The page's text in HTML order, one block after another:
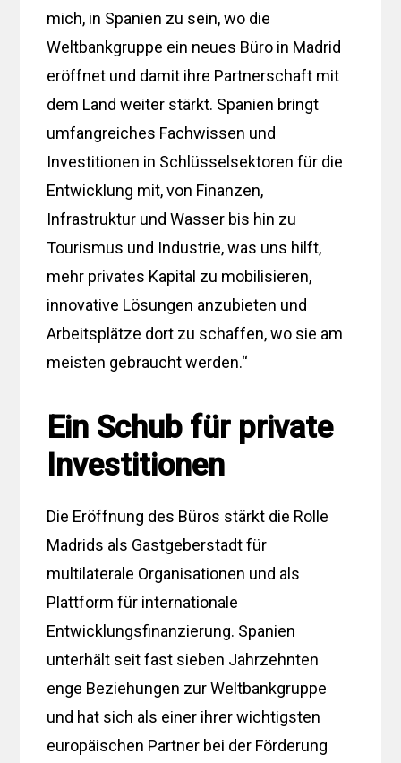
mich, in Spanien zu sein, wo die
Weltbankgruppe ein neues Büro in Madrid
eröffnet und damit ihre Partnerschaft mit
dem Land weiter stärkt. Spanien bringt
umfangreiches Fachwissen und
Investitionen in Schlüsselsektoren für die
Entwicklung mit, von Finanzen,
Infrastruktur und Wasser bis hin zu
Tourismus und Industrie, was uns hilft,
mehr privates Kapital zu mobilisieren,
innovative Lösungen anzubieten und
Arbeitsplätze dort zu schaffen, wo sie am
meisten gebraucht werden.“
Ein Schub für private
Investitionen
Die Eröffnung des Büros stärkt die Rolle
Madrids als Gastgeberstadt für
multilaterale Organisationen und als
Plattform für internationale
Entwicklungsfinanzierung. Spanien
unterhält seit fast sieben Jahrzehnten
enge Beziehungen zur Weltbankgruppe
und hat sich als einer ihrer wichtigsten
europäischen Partner bei der Förderung